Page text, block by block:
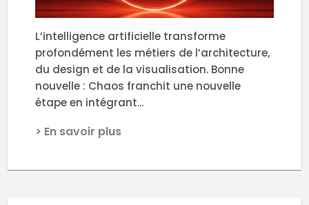
L’intelligence artificielle transforme
profondément les métiers de l’architecture,
du design et de la visualisation. Bonne
nouvelle : Chaos franchit une nouvelle
étape en intégrant...
> En savoir plus